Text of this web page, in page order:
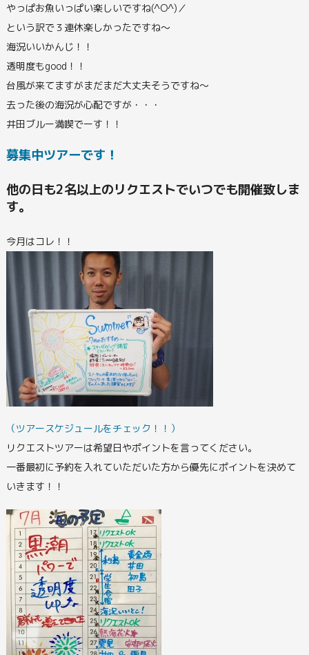
やっぱお魚いっぱい楽しいですね(^O^)／
という訳で３連休楽しかったですね～
海況いいかんじ！！
透明度もgood！！
台風が来てますがまだまだ大丈夫そうですね～
去った後の海況が心配ですが・・・
井田ブルー満喫でーす！！
募集中ツアーです！
他の日も2名以上のリクエストでいつでも開催致しま
す。
今月はコレ！！
（ツアースケジュールをチェック！！）
リクエストツアーは希望日やポイントを言ってください。
一番最初に予約を入れていただいた方から優先にポイントを決めて
いきます！！